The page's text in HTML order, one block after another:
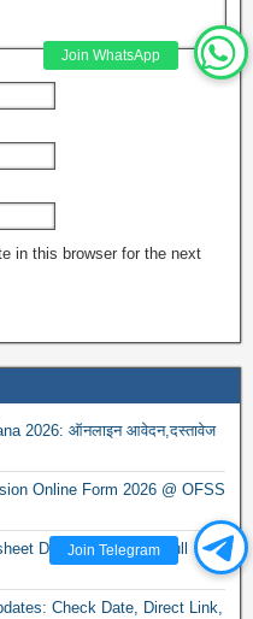
Join WhatsApp
Join Telegram
in this browser for the next
2026: ऑनलाइन आवेदन,दस्तावेज
Online Form 2026 @ OFSS
Download 2026 – Full
Check Date, Direct Link,